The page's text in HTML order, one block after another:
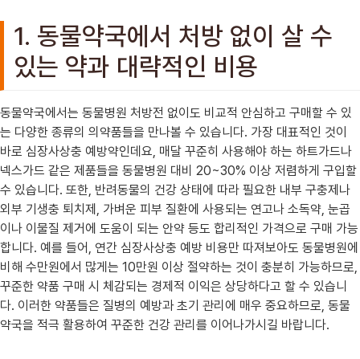
1. 동물약국에서 처방 없이 살 수
있는 약과 대략적인 비용
동물약국에서는 동물병원 처방전 없이도 비교적 안심하고 구매할 수 있
는 다양한 종류의 의약품들을 만나볼 수 있습니다. 가장 대표적인 것이
바로 심장사상충 예방약인데요, 매달 꾸준히 사용해야 하는 하트가드나
넥스가드 같은 제품들을 동물병원 대비 20~30% 이상 저렴하게 구입할
수 있습니다. 또한, 반려동물의 건강 상태에 따라 필요한 내부 구충제나
외부 기생충 퇴치제, 가벼운 피부 질환에 사용되는 연고나 소독약, 눈곱
이나 이물질 제거에 도움이 되는 안약 등도 합리적인 가격으로 구매 가능
합니다. 예를 들어, 연간 심장사상충 예방 비용만 따져보아도 동물병원에
비해 수만원에서 많게는 10만원 이상 절약하는 것이 충분히 가능하므로,
꾸준한 약품 구매 시 체감되는 경제적 이익은 상당하다고 할 수 있습니
다. 이러한 약품들은 질병의 예방과 초기 관리에 매우 중요하므로, 동물
약국을 적극 활용하여 꾸준한 건강 관리를 이어나가시길 바랍니다.